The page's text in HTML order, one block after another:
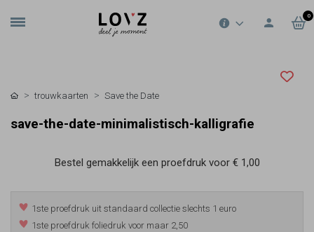
0
trouwkaarten Save the Date
save-the-date-minimalistisch-kalligrafie
Bestel gemakkelijk een proefdruk voor € 1,00
1ste proefdruk uit standaard collectie slechts 1 euro
1ste proefdruk foliedruk voor maar 2,50